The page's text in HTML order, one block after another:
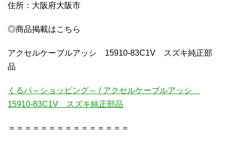
住所：大阪府大阪市
◎商品掲載はこちら
アクセルケーブルアッシ 15910-83C1V スズキ純正部
品
くるパ～ショッピング～ / アクセルケーブルアッシ
15910-83C1V スズキ純正部品
＝＝＝＝＝＝＝＝＝＝＝＝＝＝＝